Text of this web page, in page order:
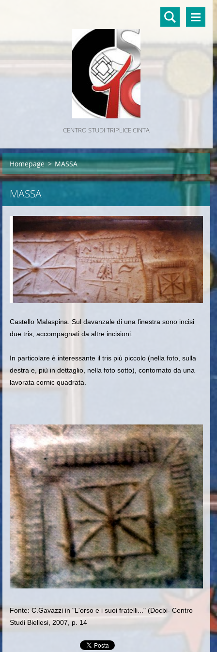
CENTRO STUDI TRIPLICE CINTA
Homepage > MASSA
MASSA
Castello Malaspina. Sul davanzale di una finestra sono incisi
due tris, accompagnati da altre incisioni.
In particolare è interessante il tris più piccolo (nella foto, sulla
destra e, più in dettaglio, nella foto sotto), contornato da una
lavorata cornic quadrata.
Fonte: C.Gavazzi in "L'orso e i suoi fratelli..." (Docbi- Centro
Studi Biellesi, 2007, p. 14